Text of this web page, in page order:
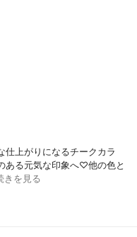
仕上がりになるチークカラ
ある元気な印象へ♡他の色と
きを見る